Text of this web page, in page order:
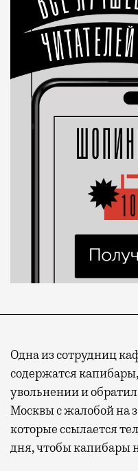
Одна из сотрудниц
содержатся
увольнении и
Москвы с жалобой на
которые ссылается
дня, чтобы капибары